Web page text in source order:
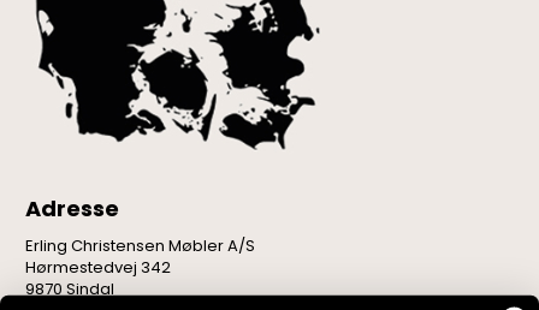
Adresse
Erling Christensen Møbler A/S
Hørmestedvej 342
9870 Sindal